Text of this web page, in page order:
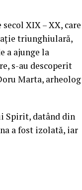
XIX – XX, care
triunghiulară,
a ajunge la
s-au descoperit
Marta, arheolog
Spirit, datând din
a fost izolată, iar